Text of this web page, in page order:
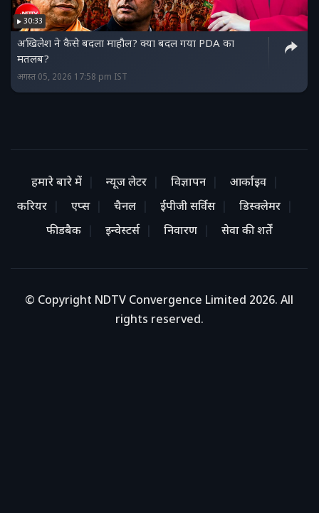
30:33
अखिलेश ने कैसे बदला माहौल? क्या बदल गया PDA का
मतलब?
अगस्त 05, 2026 17:58 pm IST
हमारे बारे में न्यूज लेटर विज्ञापन
आर्काइव
करियर
एप्स चैनल ईपीजी सर्विस
डिस्क्लेमर
फीडबैक
इन्वेस्टर्स निवारण सेवा की शर्तें
© Copyright NDTV Convergence Limited 2026. All
rights reserved.